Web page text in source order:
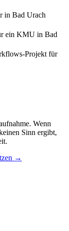
in Bad Urach
ein KMU in Bad
Projekt für
Wenn
Sinn ergibt,
→